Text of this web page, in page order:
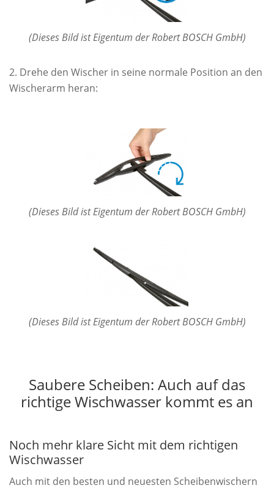
(Dieses Bild ist Eigentum der Robert BOSCH GmbH)
Drehe den Wischer in seine normale Position an den
Wischerarm heran:
(Dieses Bild ist Eigentum der Robert BOSCH GmbH)
(Dieses Bild ist Eigentum der Robert BOSCH GmbH)
Saubere Scheiben: Auch auf das
richtige Wischwasser kommt es an
Noch mehr klare Sicht mit dem richtigen
Wischwasser
Auch mit den besten und neuesten Scheibenwischern